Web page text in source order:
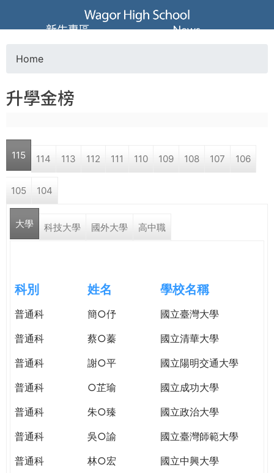
Jump to navigation
葳
格
高
中
學
格。
o
u
a
r
e
e
r
e
Home
升學金榜
115 114 113 112 111 110 109 108 107 106
105 104
大學 科技大學 國外大學 高中職
科別 姓名 學校名稱
普通科 簡○伃
國立臺灣大學
普通科
蔡○蓁
國立清華大學
普通科
謝○平
國立陽明交通大學
普通科
○芷瑜
國立成功大學
普通科
朱○臻
國立政治大學
普通科
吳○諭
國立臺灣師範大學
普通科
林○宏
國立中興大學
新生專區 News